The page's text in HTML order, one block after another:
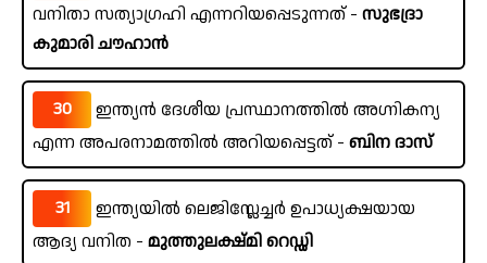
വനിതാ സത്യാഗ്രഹി എന്നറിയപ്പെടുന്നത് - സുഭദ്രാ
കുമാരി ചൗഹാൻ
30
ഇന്ത്യൻ ദേശീയ പ്രസ്ഥാനത്തിൽ അഗ്നികന്യ
എന്ന അപരനാമത്തിൽ അറിയപ്പെട്ടത് - ബിന ദാസ്
31
ഇന്ത്യയിൽ ലെജിസ്ലേച്ചർ ഉപാധ്യക്ഷയായ
ആദ്യ വനിത - മുത്തുലക്ഷ്മി റെഡ്ഡി